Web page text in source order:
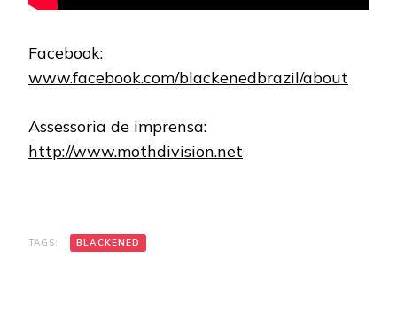
Facebook:
www.facebook.com/blackenedbrazil/about
Assessoria de imprensa:
http://www.mothdivision.net
TAGS: BLACKENED